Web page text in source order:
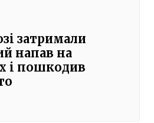
затримали
напав на
і пошкодив